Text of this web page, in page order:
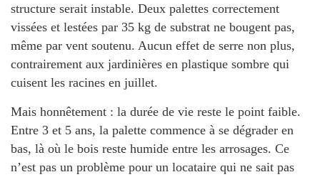
structure serait instable. Deux palettes correctement
vissées et lestées par 35 kg de substrat ne bougent pas,
même par vent soutenu. Aucun effet de serre non plus,
contrairement aux jardinières en plastique sombre qui
cuisent les racines en juillet.
Mais honnêtement : la durée de vie reste le point faible.
Entre 3 et 5 ans, la palette commence à se dégrader en
bas, là où le bois reste humide entre les arrosages. Ce
n’est pas un problème pour un locataire qui ne sait pas